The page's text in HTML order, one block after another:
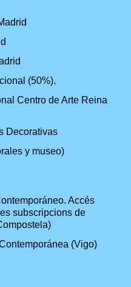
(50%).
Centro de Arte Reina
Decorativas
y museo)
Accés
subscripcions de
(Vigo)